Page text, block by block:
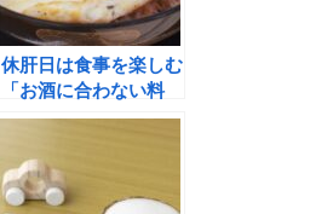
休肝日は食事を楽しむ
「お酒に合わない料
理」ガッツリ系でも太